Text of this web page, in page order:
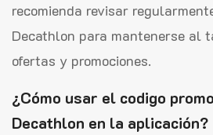
recomienda revisar
Decathlon para mantenerse al
ofertas y promociones.
¿Cómo usar el codigo
Decathlon en la aplicación?